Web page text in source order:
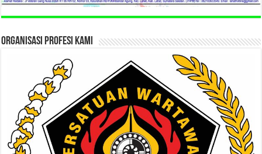
ORGANISASI PROFESI KAMI